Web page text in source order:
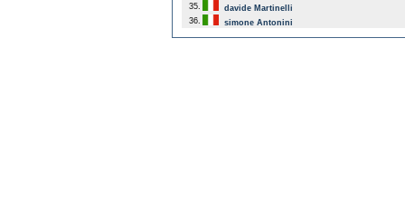
35.
davide Martinelli
36.
simone Antonini